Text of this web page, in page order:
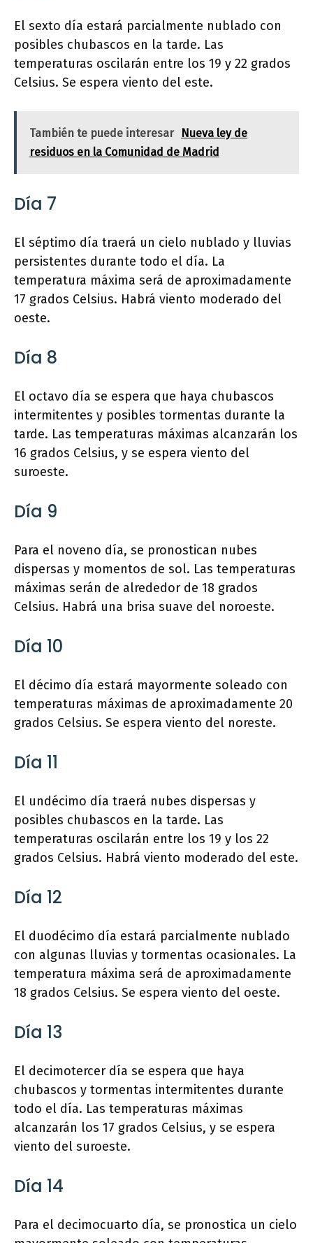
El sexto día estará parcialmente nublado con
posibles chubascos en la tarde. Las
temperaturas oscilarán entre los 19 y 22 grados
Celsius. Se espera viento del este.
También te puede interesar
Nueva ley de
residuos en la Comunidad de Madrid
Día 7
El séptimo día traerá un cielo nublado y lluvias
persistentes durante todo el día. La
temperatura máxima será de aproximadamente
17 grados Celsius. Habrá viento moderado del
oeste.
Día 8
El octavo día se espera que haya chubascos
intermitentes y posibles tormentas durante la
tarde. Las temperaturas máximas alcanzarán los
16 grados Celsius, y se espera viento del
suroeste.
Día 9
Para el noveno día, se pronostican nubes
dispersas y momentos de sol. Las temperaturas
máximas serán de alrededor de 18 grados
Celsius. Habrá una brisa suave del noroeste.
Día 10
El décimo día estará mayormente soleado con
temperaturas máximas de aproximadamente 20
grados Celsius. Se espera viento del noreste.
Día 11
El undécimo día traerá nubes dispersas y
posibles chubascos en la tarde. Las
temperaturas oscilarán entre los 19 y los 22
grados Celsius. Habrá viento moderado del este.
Día 12
El duodécimo día estará parcialmente nublado
con algunas lluvias y tormentas ocasionales. La
temperatura máxima será de aproximadamente
18 grados Celsius. Se espera viento del oeste.
Día 13
El decimotercer día se espera que haya
chubascos y tormentas intermitentes durante
todo el día. Las temperaturas máximas
alcanzarán los 17 grados Celsius, y se espera
viento del suroeste.
Día 14
Para el decimocuarto día, se pronostica un cielo